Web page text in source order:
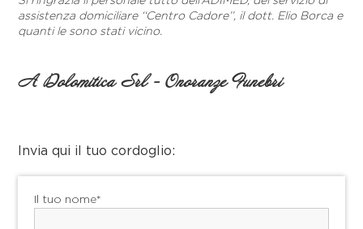
assistenza domiciliare ‘‘Centro Cadore’’, il dott. Elio Borca e
quanti le sono stati vicino.
A Dolomitica Srl - Onoranze Funebri
Invia qui il tuo cordoglio:
Il tuo nome*